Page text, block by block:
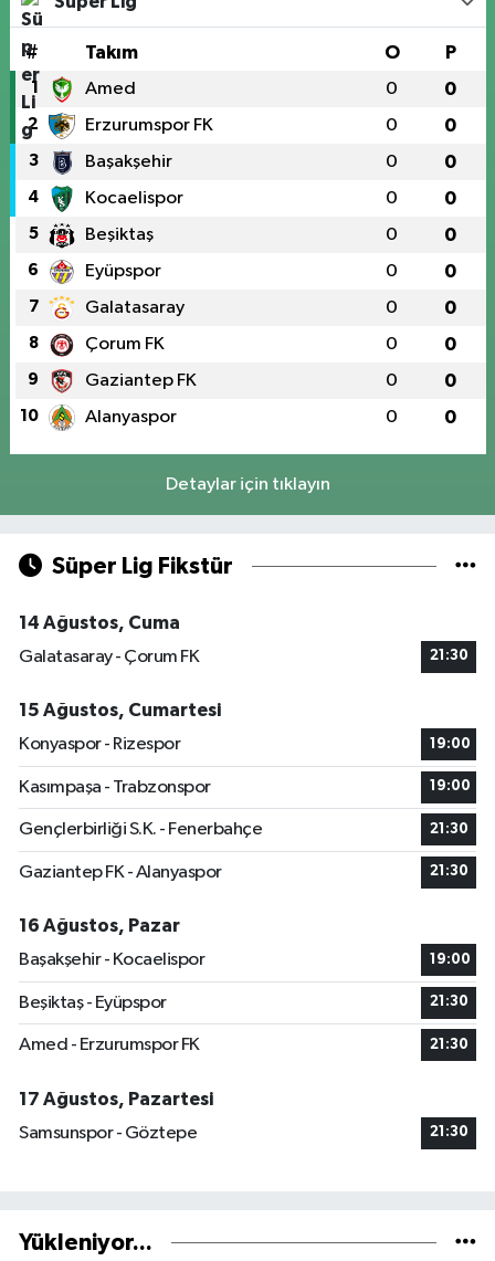
# Takım O P
1 Amed 0 0
2 Erzurumspor FK 0 0
3 Başakşehir 0 0
4 Kocaelispor 0 0
5 Beşiktaş 0 0
6 Eyüpspor 0 0
7 Galatasaray 0 0
8 Çorum FK 0 0
9 Gaziantep FK 0 0
10 Alanyaspor 0 0
Detaylar için tıklayın
Süper Lig Fikstür
14 Ağustos, Cuma
Galatasaray - Çorum FK
21:30
15 Ağustos, Cumartesi
Konyaspor - Rizespor
19:00
Kasımpaşa - Trabzonspor 19:00
Gençlerbirliği S.K. - Fenerbahçe 21:30
Gaziantep FK - Alanyaspor 21:30
16 Ağustos, Pazar
Başakşehir - Kocaelispor
19:00
Beşiktaş - Eyüpspor 21:30
Amed - Erzurumspor FK 21:30
17 Ağustos, Pazartesi
Samsunspor - Göztepe
21:30
Yükleniyor...